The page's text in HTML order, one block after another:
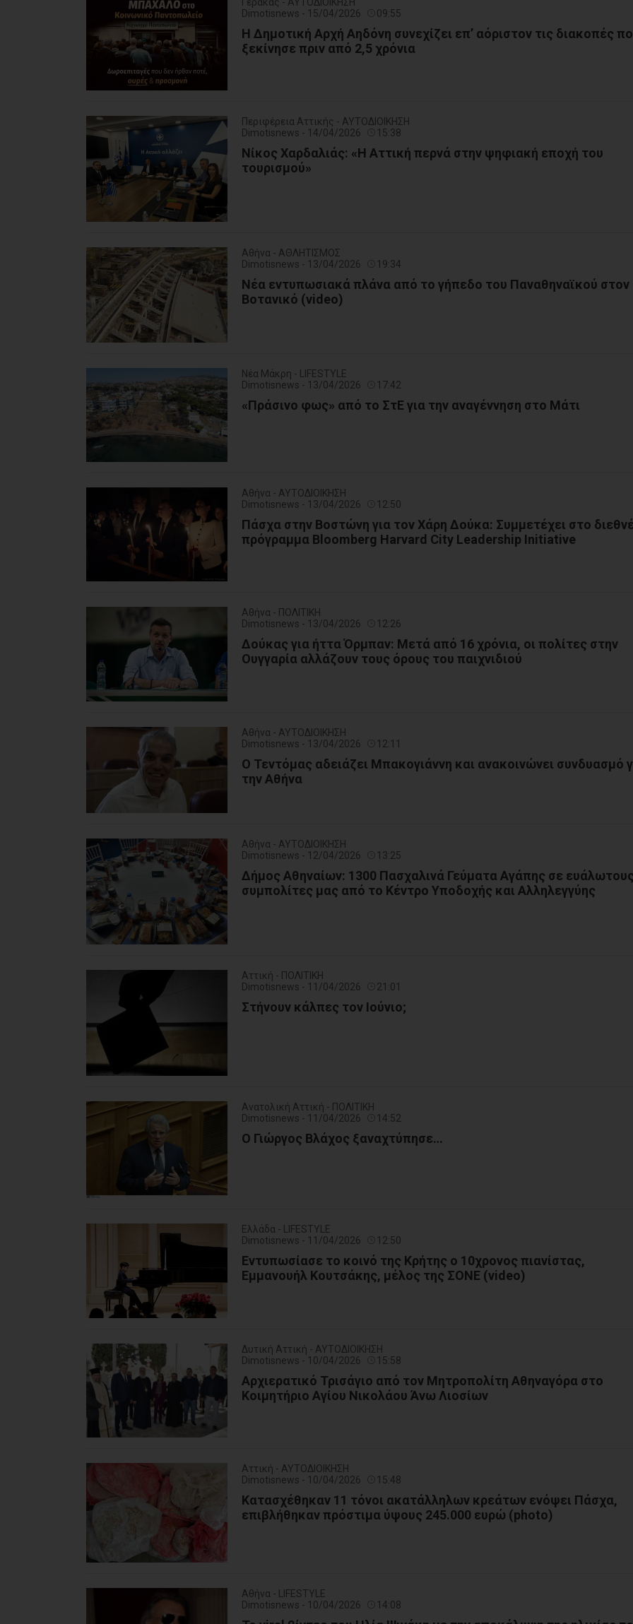
Dimotisnews - 15/04/2026
09:55
Η Δημοτική Αρχή Αηδόνη συνεχίζει επ’ αόριστον τις διακοπές
ξεκίνησε πριν από 2,5 χρόνια
Περιφέρεια Αττικής - ΑΥΤΟΔΙΟΙΚΗΣΗ
Dimotisnews - 14/04/2026
15:38
Νίκος Χαρδαλιάς: «Η Αττική περνά στην ψηφιακή εποχή του
τουρισμού»
Αθήνα - ΑΘΛΗΤΙΣΜΟΣ
Dimotisnews - 13/04/2026
19:34
Νέα εντυπωσιακά πλάνα από το γήπεδο του Παναθηναϊκού στον
Βοτανικό (video)
Νέα Μάκρη - LIFESTYLE
Dimotisnews - 13/04/2026
17:42
«Πράσινο φως» από το ΣτΕ για την αναγέννηση στο Μάτι
Αθήνα - ΑΥΤΟΔΙΟΙΚΗΣΗ
Dimotisnews - 13/04/2026
12:50
Πάσχα στην Βοστώνη για τον Χάρη Δούκα: Συμμετέχει στο
πρόγραμμα Bloomberg Harvard City Leadership Initiative
Αθήνα - ΠΟΛΙΤΙΚΗ
Dimotisnews - 13/04/2026
12:26
Δούκας για ήττα Όρμπαν: Μετά από 16 χρόνια, οι πολίτες στην
Ουγγαρία αλλάζουν τους όρους του παιχνιδιού
Αθήνα - ΑΥΤΟΔΙΟΙΚΗΣΗ
Dimotisnews - 13/04/2026
12:11
Ο Τεντόμας αδειάζει Μπακογιάννη και ανακοινώνει συνδυασμό
την Αθήνα
Αθήνα - ΑΥΤΟΔΙΟΙΚΗΣΗ
Dimotisnews - 12/04/2026
13:25
Δήμος Αθηναίων: 1300 Πασχαλινά Γεύματα Αγάπης σε
συμπολίτες μας από το Κέντρο Υποδοχής και Αλληλεγγύης
Αττική - ΠΟΛΙΤΙΚΗ
Dimotisnews - 11/04/2026
21:01
Στήνουν κάλπες τον Ιούνιο;
Ανατολική Αττική - ΠΟΛΙΤΙΚΗ
Dimotisnews - 11/04/2026
14:52
Ο Γιώργος Βλάχος ξαναχτύπησε…
Ελλάδα - LIFESTYLE
Dimotisnews - 11/04/2026
12:50
Εντυπωσίασε το κοινό της Κρήτης ο 10χρονος πιανίστας,
Εμμανουήλ Κουτσάκης, μέλος της ΣΟΝΕ (video)
Δυτική Αττική - ΑΥΤΟΔΙΟΙΚΗΣΗ
Dimotisnews - 10/04/2026
15:58
Αρχιερατικό Τρισάγιο από τον Μητροπολίτη Αθηναγόρα στο
Κοιμητήριο Αγίου Νικολάου Άνω Λιοσίων
Αττική - ΑΥΤΟΔΙΟΙΚΗΣΗ
Dimotisnews - 10/04/2026
15:48
Κατασχέθηκαν 11 τόνοι ακατάλληλων κρεάτων ενόψει Πάσχα,
επιβλήθηκαν πρόστιμα ύψους 245.000 ευρώ (photo)
Αθήνα - LIFESTYLE
Dimotisnews - 10/04/2026
14:08